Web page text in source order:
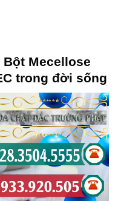
Mecellose
trong đời sống